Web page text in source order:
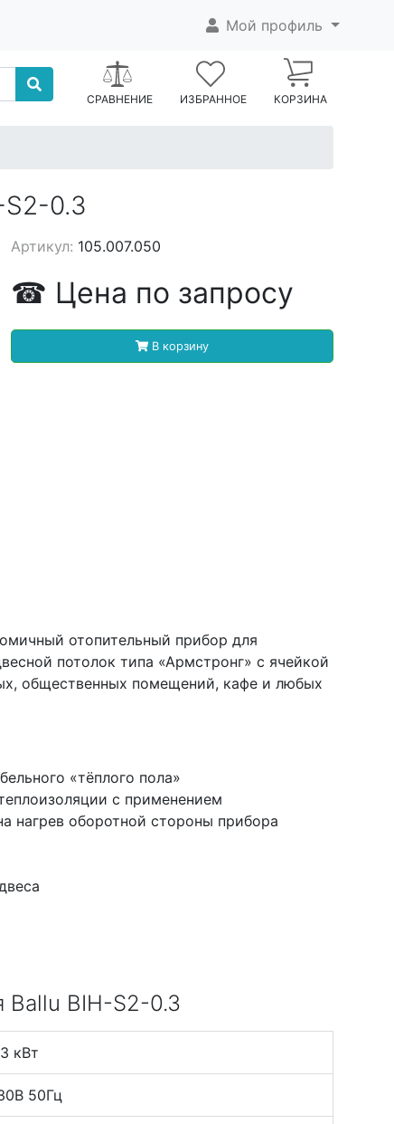
Мой профиль
СРАВНЕНИЕ ИЗБРАННОЕ КОРЗИНА
S2-0.3
Артикул: 105.007.050
☎ Цена по запросу
В корзину
отопительный прибор для
потолок типа «Армстронг» с ячейкой
общественных помещений, кафе и любых
«тёплого пола»
с применением
нагрев оборотной стороны прибора
Ballu BIH-S2-0.3
кВт
50Гц